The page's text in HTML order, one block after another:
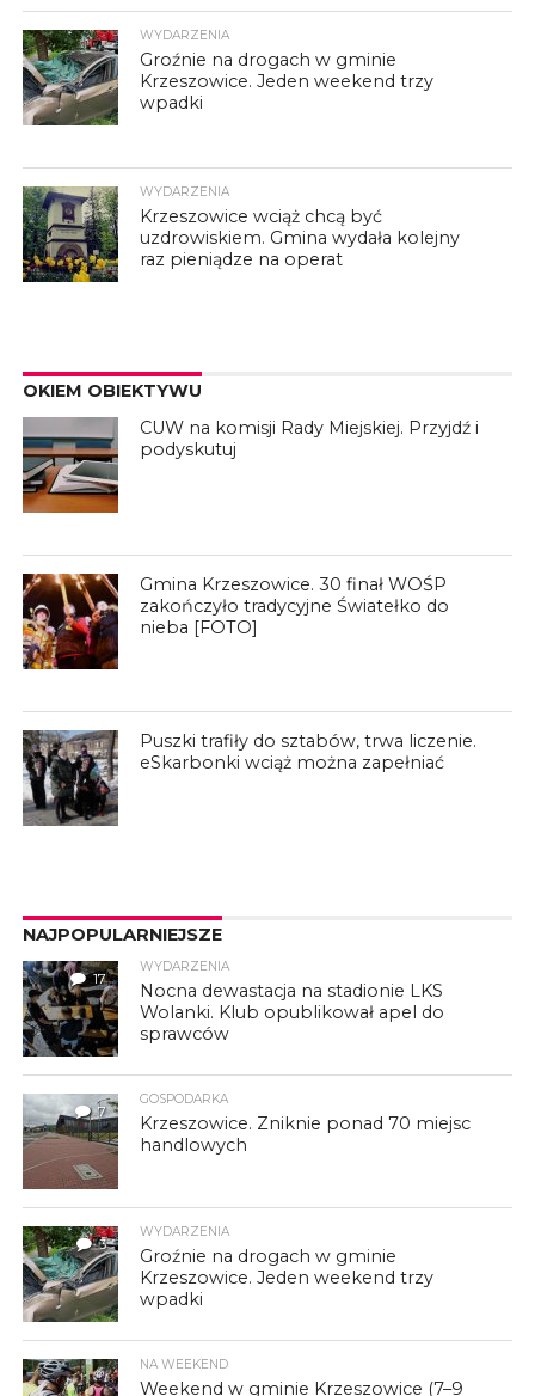
WYDARZENIA
Groźnie na drogach w gminie
Krzeszowice. Jeden weekend trzy
wpadki
WYDARZENIA
Krzeszowice wciąż chcą być
uzdrowiskiem. Gmina wydała kolejny
raz pieniądze na operat
OKIEM OBIEKTYWU
CUW na komisji Rady Miejskiej. Przyjdź i
podyskutuj
Gmina Krzeszowice. 30 finał WOŚP
zakończyło tradycyjne Światełko do
nieba [FOTO]
Puszki trafiły do sztabów, trwa liczenie.
eSkarbonki wciąż można zapełniać
NAJPOPULARNIEJSZE
17
WYDARZENIA
Nocna dewastacja na stadionie LKS
Wolanki. Klub opublikował apel do
sprawców
7
GOSPODARKA
Krzeszowice. Zniknie ponad 70 miejsc
handlowych
3
WYDARZENIA
Groźnie na drogach w gminie
Krzeszowice. Jeden weekend trzy
wpadki
NA WEEKEND
Weekend w gminie Krzeszowice (7–9